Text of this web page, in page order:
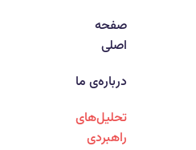
صفحه
اصلی
درباره‌ی ما
تحلیل‌های
راهبردی